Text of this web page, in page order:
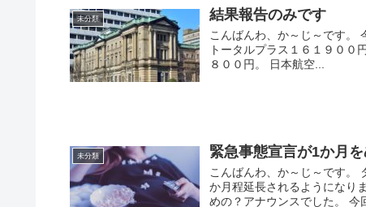
未分類 結果報告のみです
こんばんわ、か～じ～です。
トータルプラス１６１９００
８００円。 日本航空...
未分類 緊急事態宣言が1か月
こんばんわ、か～じ～です。
か月程延長されるようになり
めの？アナウンスでした。 今